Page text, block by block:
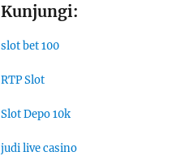
Kunjungi:
slot bet 100
RTP Slot
Slot Depo 10k
judi live casino